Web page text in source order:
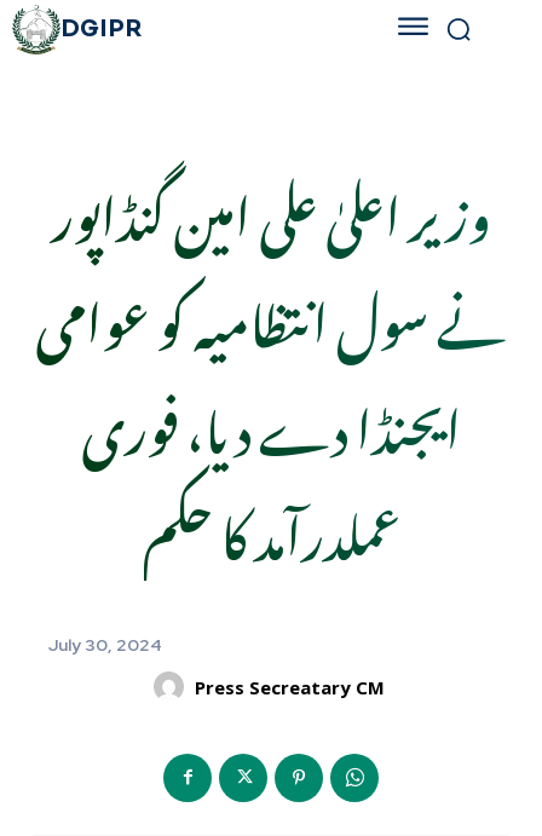
DGIPR
وزیر اعلیٰ علی امین گنڈاپور
نے سول انتظامیہ کو عوامی
ایجنڈا دے دیا، فوری
عملدرآمد کا حکم
July 30, 2024
Press Secreatary CM